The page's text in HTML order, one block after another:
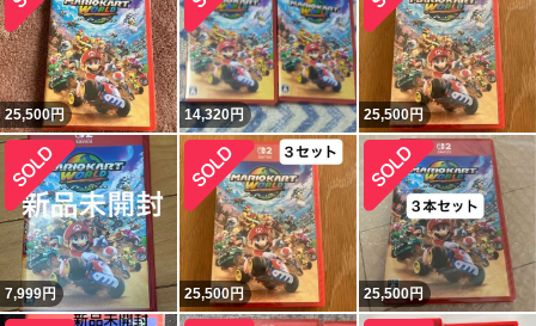
25,500円 14,320円 25,500円
7,999円 25,500円 25,500円